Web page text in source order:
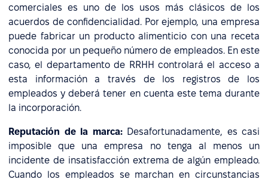
comerciales es uno de los usos más clásicos de los
acuerdos de confidencialidad. Por ejemplo, una empresa
puede fabricar un producto alimenticio con una receta
conocida por un pequeño número de empleados. En este
caso, el departamento de RRHH controlará el acceso a
esta información a través de los registros de los
empleados y deberá tener en cuenta este tema durante
la incorporación.
Reputación de la marca:Desafortunadamente, es casi
imposible que una empresa no tenga al menos un
incidente de insatisfacción extrema de algún empleado.
Cuando los empleados se marchan en circunstancias